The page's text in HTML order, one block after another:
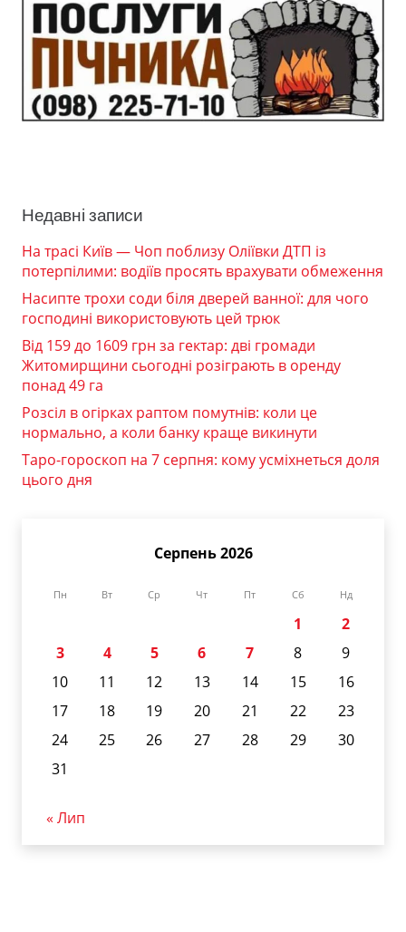
Недавні записи
На трасі Київ — Чоп поблизу Оліївки ДТП із
потерпілими: водіїв просять врахувати обмеження
Насипте трохи соди біля дверей ванної: для чого
господині використовують цей трюк
Від 159 до 1609 грн за гектар: дві громади
Житомирщини сьогодні розіграють в оренду
понад 49 га
Розсіл в огірках раптом помутнів: коли це
нормально, а коли банку краще викинути
Таро-гороскоп на 7 серпня: кому усміхнеться доля
цього дня
Серпень 2026
Пн Вт Ср Чт Пт Сб Нд
1
2
3
4 5 6 7 8
9
10
11 12 13 14 15
16
17
18 19 20 21 22
23
24
25 26 27 28 29
30
31
« Лип